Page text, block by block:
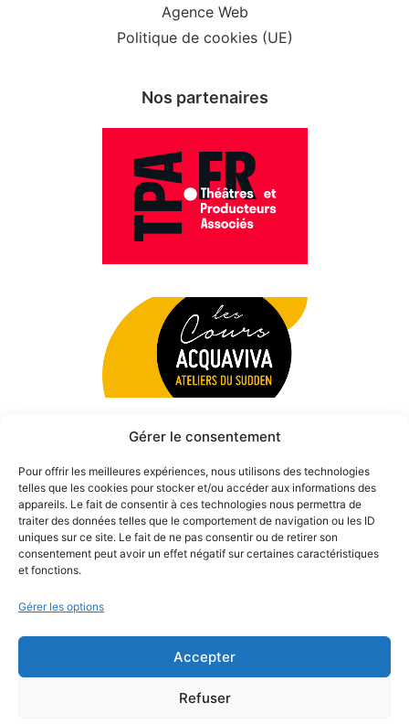
Gérer le consentement
Pour offrir les meilleures expériences, nous utilisons des technologies
telles que les cookies pour stocker et/ou accéder aux informations des
appareils. Le fait de consentir à ces technologies nous permettra de
traiter des données telles que le comportement de navigation ou les ID
uniques sur ce site. Le fait de ne pas consentir ou de retirer son
consentement peut avoir un effet négatif sur certaines caractéristiques
et fonctions.
Gérer les options
Accepter
Refuser
Agence Web
Politique de cookies (UE)
Nos partenaires
© 2026 Théâtre des Béliers Parisiens. | Tous droits réservés.